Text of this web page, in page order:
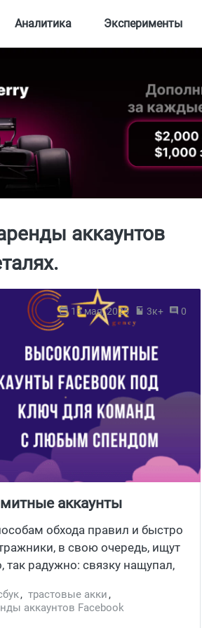
Аналитика Эксперименты
аккаунтов
13 мая, 2025 3к+ 0
аккаунты
спендом
обхода правил и быстро
в свою очередь, ищут
радужно: связку нащупал,
из-за подозрительной
метаться в поисках
и грустно наблюдать за
, трастовые акки,
аккаунтов Facebook